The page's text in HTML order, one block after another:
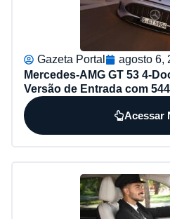
Gazeta Portal agosto 6,
Mercedes-AMG GT 53 4-
Versão de Entrada com
Acessar